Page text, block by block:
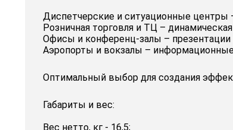
Диспетчерские и ситуационные
Розничная торговля и ТЦ –
Офисы и конференц-залы –
Аэропорты и вокзалы – информационные
Оптимальный выбор для создания
Габариты и вес:
Вес нетто, кг - 16,5;